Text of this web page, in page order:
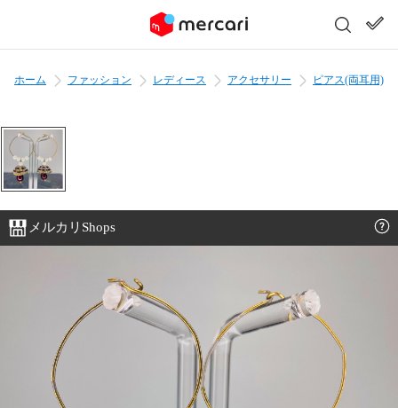
ホーム ファッション レディース アクセサリー ピアス(両耳用)
メルカリShops